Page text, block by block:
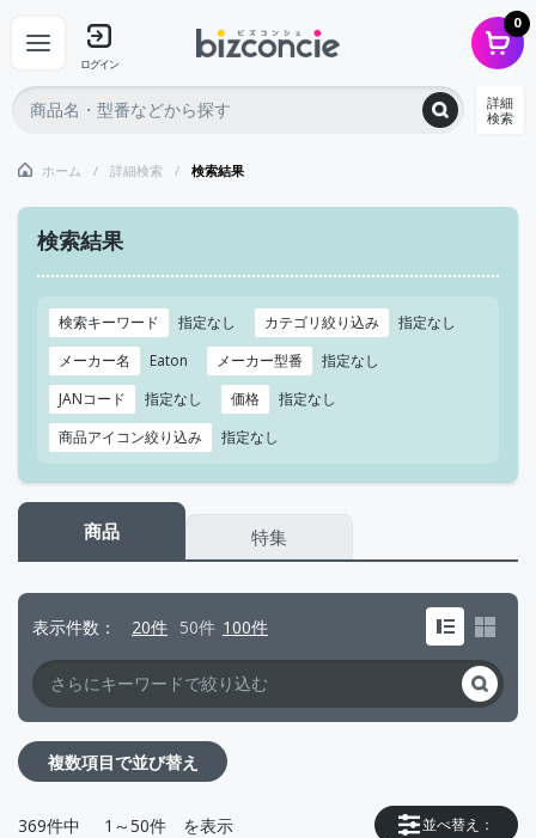
ログイン
0
詳細
検索
ホーム 詳細検索 検索結果
検索結果
検索キーワード 指定なし カテゴリ絞り込み
指定なし
メーカー名
Eaton メーカー型番
指定なし
JANコード
指定なし 価格
指定なし
商品アイコン絞り込み
指定なし
商品 特集
表示件数 20件 50件 100件
複数項目で並び替え
並べ替え：
369件中 1～50件 を表示